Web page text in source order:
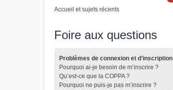
Accueil et sujets récents
Foire aux questions
Problèmes de connexion et d’inscription
Pourquoi ai-je besoin de m’inscrire ?
Qu’est-ce que la COPPA ?
Pourquoi ne puis-je pas m’inscrire ?